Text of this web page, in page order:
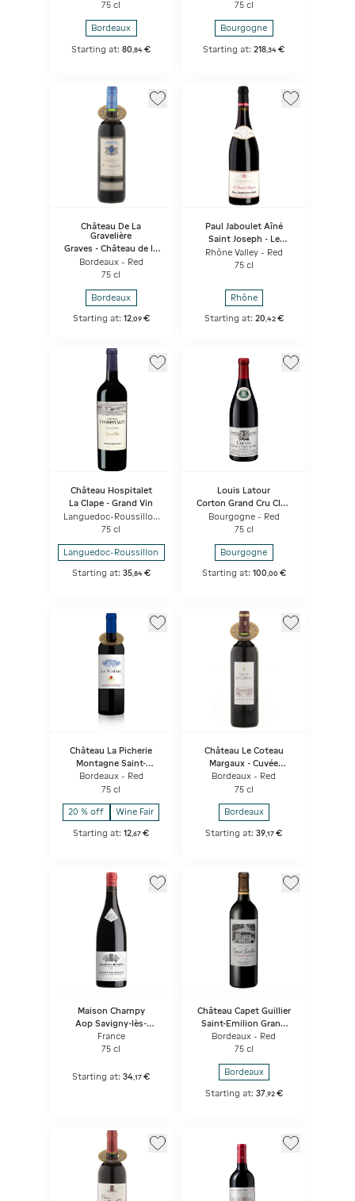
75 cl
Bordeaux
Starting at:80 ,84 €
75 cl
Bourgogne
Starting at:218 ,34 €
Château De La
Gravelière
Graves - Château de la
Gravelière
Bordeaux - Red
75 cl
Bordeaux
Starting at: 12,09 €
Paul Jaboulet Aîné
Saint Joseph - Le
Grand Pompée
Rhône Valley - Red
75 cl
Rhône
Starting at: 20,42 €
Château Hospitalet
La Clape - Grand Vin
Languedoc-Roussillon
- Red
75 cl
Languedoc-Roussillon
Starting at: 35,84 €
Louis Latour
Corton Grand Cru Clos
de la Vigne au Saint
Bourgogne - Red
75 cl
Bourgogne
Starting at: 100,00 €
Château La Picherie
Montagne Saint-
Emilion - Les
Marronniers
Bordeaux - Red
75 cl
20 % off Wine Fair
Starting at:12,67 €
Château Le Coteau
Margaux - Cuvée
Graveline
Bordeaux - Red
75 cl
Bordeaux
Starting at:39,17 €
Maison Champy
Aop Savigny-lès-
beaune Rouge Bio
France
75 cl
Starting at:34 ,17 €
Château Capet Guillier
Saint-Emilion Grand
Cru
Bordeaux - Red
75 cl
Bordeaux
Starting at: 37 92 €